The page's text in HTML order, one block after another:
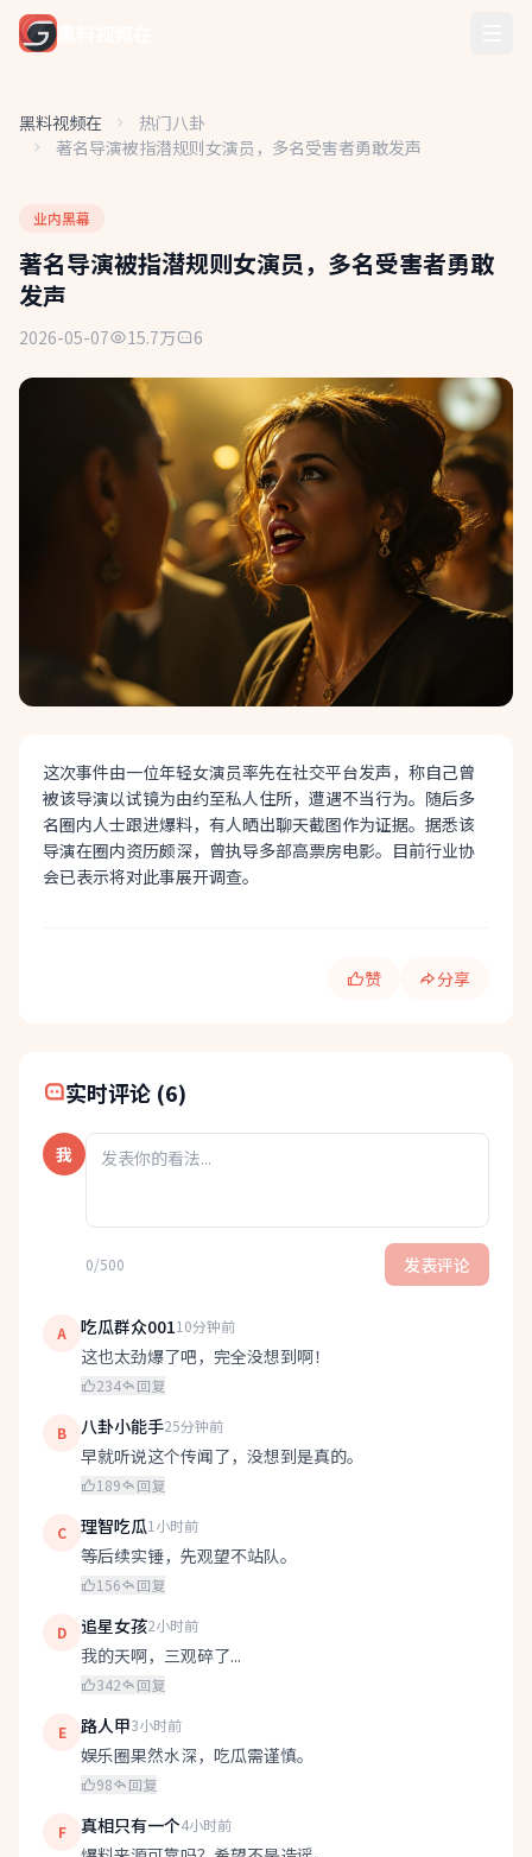
黑料视频在
热门八卦
著名导演被指潜规则女演员，多名受害者勇敢发声
业内黑幕
著名导演被指潜规则女演员，多名受害者勇敢
发声
2026-05-07 15.7万 6
这次事件由一位年轻女演员率先在社交平台发声，称自己曾
被该导演以试镜为由约至私人住所，遭遇不当行为。随后多
名圈内人士跟进爆料，有人晒出聊天截图作为证据。据悉该
导演在圈内资历颇深，曾执导多部高票房电影。目前行业协
会已表示将对此事展开调查。
赞 分享
实时评论 (6)
我
0/500 发表评论
A 吃瓜群众00110分钟前
这也太劲爆了吧，完全没想到啊！
234 回复
B 八卦小能手25分钟前
早就听说这个传闻了，没想到是真的。
189 回复
C 理智吃瓜1小时前
等后续实锤，先观望不站队。
156 回复
D 追星女孩2小时前
我的天啊，三观碎了...
342 回复
E 路人甲3小时前
娱乐圈果然水深，吃瓜需谨慎。
98 回复
F 真相只有一个4小时前